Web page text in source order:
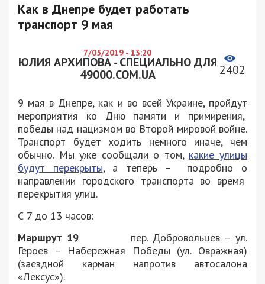
Как в Днепре будет работать
транспорт 9 мая
7/05/2019 - 13:20
ЮЛИЯ АРХИПОВА - СПЕЦИАЛЬНО ДЛЯ
49000.COM.UA
2402
9 мая в Днепре, как и во всей Украине, пройдут
мероприятия ко Дню памяти и примирения,
победы над нацизмом во Второй мировой войне.
Транспорт будет ходить немного иначе, чем
обычно. Мы уже сообщали о том, какие улицы
будут перекрыты, а теперь – подробно о
направлении городского транспорта во время
перекрытия улиц.
С 7 до 13 часов:
Маршрут 19 пер. Добровольцев – ул.
Героев – Набережная Победы (ул. Овражная)
(заездной карман напротив автосалона
«Лексус»).